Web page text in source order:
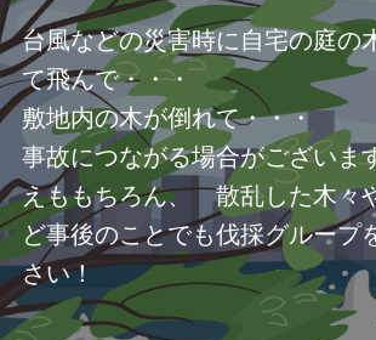
台風などの災害時に自宅の庭の
て飛んで・・・
敷地内の木が倒れて・・・
事故につながる場合がございま
えももちろん、 散乱した木々
ど事後のことでも伐採グループ
さい！